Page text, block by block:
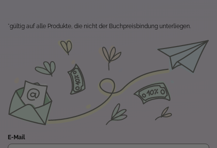
*gültig auf alle Produkte, die nicht der Buchpreisbindung unterliegen.
E-Mail